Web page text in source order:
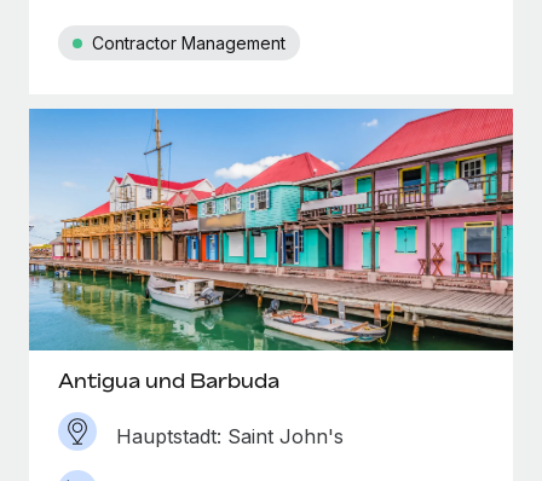
Contractor Management
Antigua und Barbuda
Hauptstadt: Saint John's